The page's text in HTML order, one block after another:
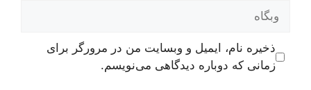
وبگاه
ذخیره نام، ایمیل و وبسایت من در مرورگر برای
زمانی که دوباره دیدگاهی می‌نویسم.